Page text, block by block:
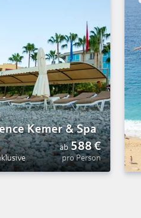
Kemer & Spa
ab 588€
pro Person